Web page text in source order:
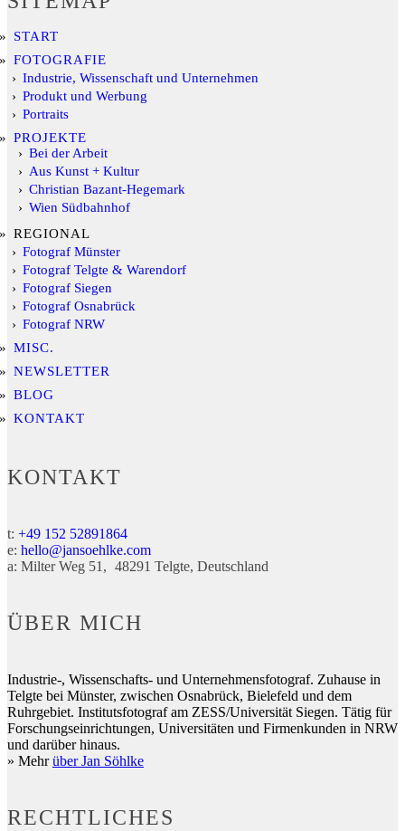
START
FOTOGRAFIE
Industrie, Wissenschaft und Unternehmen
Produkt und Werbung
Portraits
PROJEKTE
Bei der Arbeit
Aus Kunst + Kultur
Christian Bazant-Hegemark
Wien Südbahnhof
REGIONAL
Fotograf Münster
Fotograf Telgte & Warendorf
Fotograf Siegen
Fotograf Osnabrück
Fotograf NRW
MISC.
NEWSLETTER
BLOG
KONTAKT
KONTAKT
t: +49 152 52891864
e: hello@jansoehlke.com
a: Milter Weg 51 48291 Telgte Deutschland
ÜBER MICH
Industrie-, Wissenschafts- und Unternehmensfotograf. Zuhause in
Telgte bei Münster, zwischen Osnabrück, Bielefeld und dem
Ruhrgebiet. Institutsfotograf am ZESS/Universität Siegen. Tätig für
Forschungseinrichtungen, Universitäten und Firmenkunden in NRW
und darüber hinaus.
» Mehrüber Jan Söhlke
RECHTLICHES